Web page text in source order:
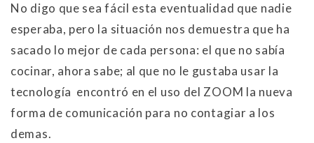
No digo que sea fácil esta eventualidad que nadie
esperaba, pero la situación nos demuestra que ha
sacado lo mejor de cada persona: el que no sabía
cocinar, ahora sabe; al que no le gustaba usar la
tecnología encontró en el uso del ZOOM la nueva
forma de comunicación para no contagiar a los
demas.